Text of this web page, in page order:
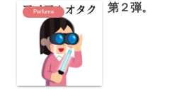
Perfume 第２弾。